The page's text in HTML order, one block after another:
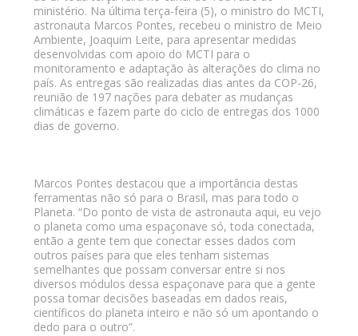
ministério. Na última terça-feira (5), o ministro do MCTI,
astronauta Marcos Pontes, recebeu o ministro de Meio
Ambiente, Joaquim Leite, para apresentar medidas
desenvolvidas com apoio do MCTI para o
monitoramento e adaptação às alterações do clima no
país. As entregas são realizadas dias antes da COP-26,
reunião de 197 nações para debater as mudanças
climáticas e fazem parte do ciclo de entregas dos 1000
dias de governo.
Marcos Pontes destacou que a importância destas
ferramentas não só para o Brasil, mas para todo o
Planeta. “Do ponto de vista de astronauta aqui, eu vejo
o planeta como uma espaçonave só, toda conectada,
então a gente tem que conectar esses dados com
outros países para que eles tenham sistemas
semelhantes que possam conversar entre si nos
diversos módulos dessa espaçonave para que a gente
possa tomar decisões baseadas em dados reais,
científicos do planeta inteiro e não só um apontando o
dedo para o outro”.